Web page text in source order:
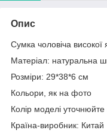
Опис
Сумка чоловіча високої
Матеріал: натуральна
Розміри: 29*38*6 см
Кольори, як на фото
Колір моделі
Країна-виробник: Китай